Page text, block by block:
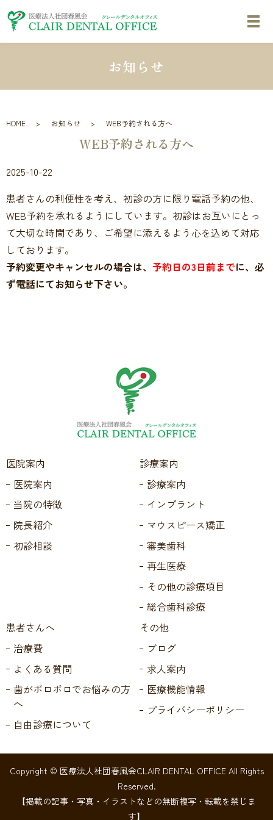
お知らせ
HOME お知らせ WEB予約される方へ
WEB予約される方へ
2025-10-22
患者さんの利便性を考え、初診の方に限り電話予約の他、
WEB予約を承れるようにしています。初診はお互いにとっ
て大切な時間であり、ご希望に添えるよう心を込めて対応
しております。
予約変更やキャンセルの場合は、 予約日の3日前までに、必
ず電話にてお知らせ下さい。
医院案内
医院案内
当院の特徴
院長紹介
初診相談
診療案内
診療案内
インプラント
マウスピース矯正
審美歯科
再生医療
その他の診療項目
総合歯科診療
患者さんへ
治療費
よくある質問
歯がボロボロでお悩みの方
へ
自由診療について
その他
ブログ
求人案内
医療機能情報
プライバシーポリシー
Copyright © 医療法人社団春風会CLAIR DENTAL OFFICE All Rights
Reserved.
【掲載の記事・写真・イラストなどの無断複写・転載を禁じま
す】